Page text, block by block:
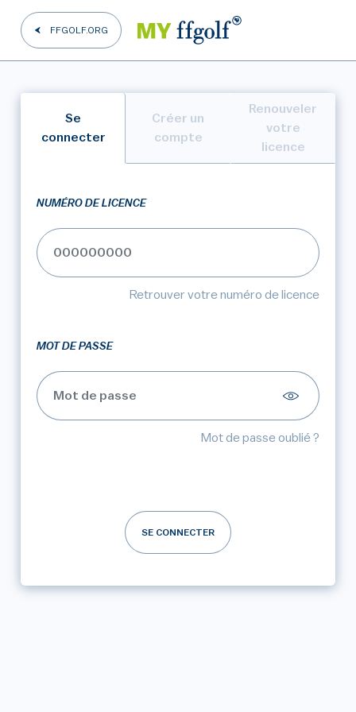
FFGOLF.ORG
Se
connecter
Créer un
compte
Renouveler
votre
licence
NUMÉRO DE LICENCE
Retrouver votre numéro de licence
MOT DE PASSE
Mot de passe oublié ?
SE CONNECTER